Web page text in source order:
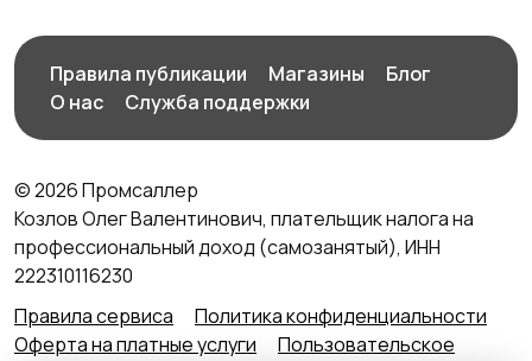
Правила публикации Магазины
Блог
О нас
Служба поддержки
© 2026 Промсаллер
Козлов Олег Валентинович, плательщик налога на
профессиональный доход (самозанятый), ИНН
222310116230
Правила сервиса
Политика конфиденциальности
Оферта на платные услуги
Пользовательское